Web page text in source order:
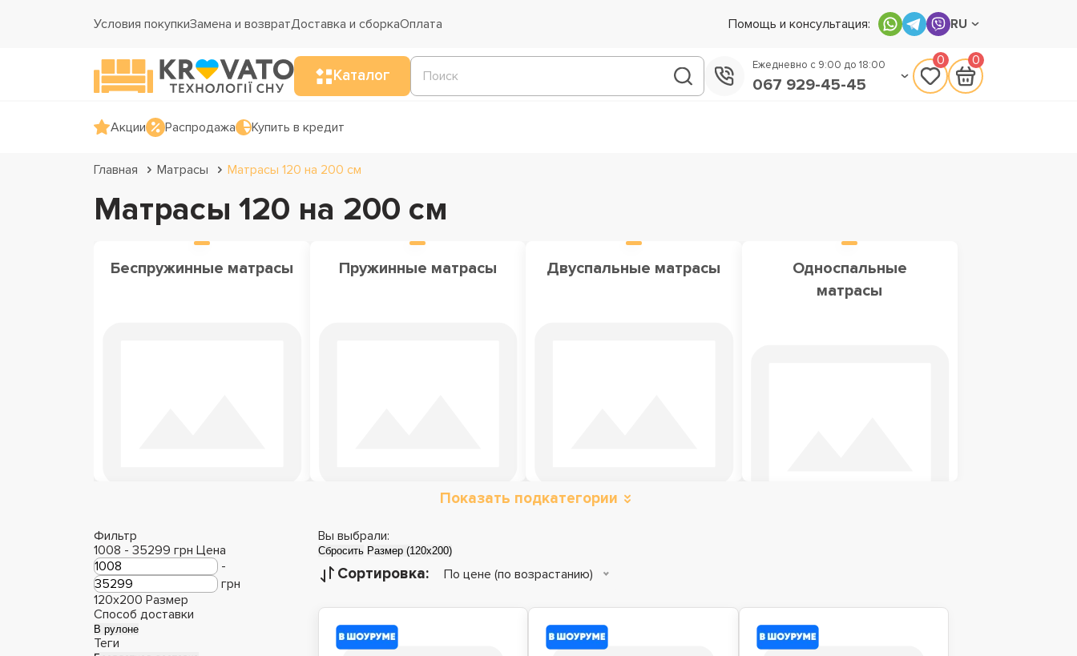
Условия покупкиЗамена и возвратДоставка и сборкаОплата Помощь и консультация: RU
Каталог
Ежедневно с 9:00 до 18:00
067 929-45-45
0 0
Акции Распродажа Купить в кредит
Главная Матрасы Матрасы 120 на 200 см
Матрасы 120 на 200 см
Беспружинные матрасы Пружинные матрасы Двуспальные матрасы
Односпальные
матрасы
Матрасы зима-лето Матрасы топперы
Показать подкатегории
Фильтр
1008 - 35299 грн Цена
-
грн
120x200 Размер
Способ доставки
В рулоне
Теги
Вы выбрали:
Сбросить Размер (120x200)
Сортировка: По цене (по возрастанию)